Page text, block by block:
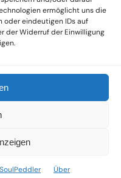
ermöglicht uns die
oder eindeutigen IDs auf
der Widerruf der Einwilligung
Über
Titeln und -Formaten auf
nach Zustand bewertete
Künstler und
Lösungen
Production – DUBOX –
Museum of Vinyl Arts
© 2025 SoulPeddler GmbH®